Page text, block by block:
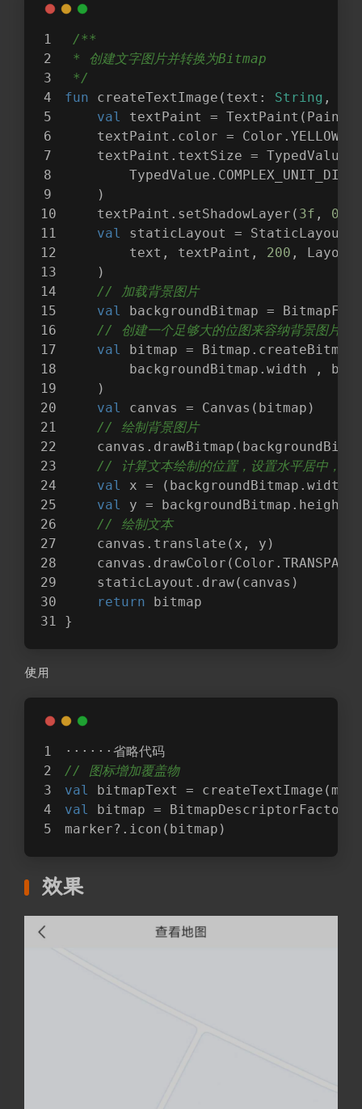
/**
* 创建文字图片并转换为Bitmap
*/
fun
createTextImage (text: String ,
val
textPaint =
    textPaint.color = Color.YELLOW
textPaint.textSize =
    )
    textPaint.setShadowLayer(
3f , 0f
val
staticLayout = StaticLayout(
        text, textPaint,
200 ,
    )
// 加载背景图片
val
backgroundBitmap =
// 创建一个足够大的位图来容纳背景图片和
val
bitmap =
backgroundBitmap.width ,
    )
val
canvas = Canvas(bitmap)
// 绘制背景图片
// 计算文本绘制的位置，设置水平居中，垂
val
x =
val
y =
// 绘制文本
    canvas.translate(x, y)
    staticLayout.draw(canvas)
return bitmap
}
使用
······省略代码
// 图标增加覆盖物
val
bitmapText =
val
bitmap =
marker?.icon(bitmap)
效果